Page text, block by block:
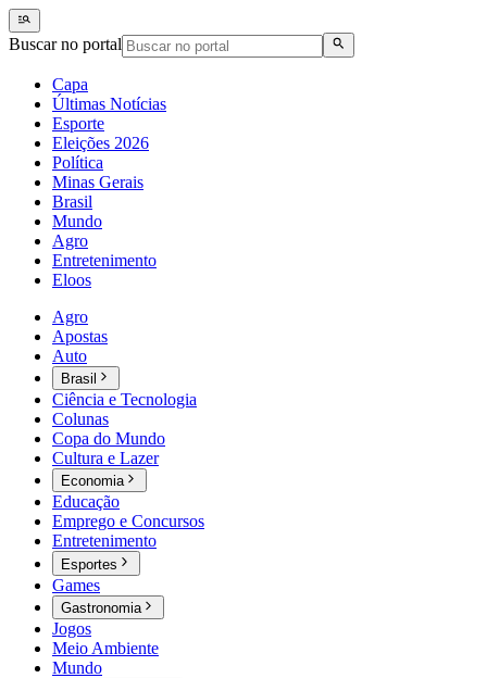
Buscar no portal
Capa
Últimas Notícias
Esporte
Eleições 2026
Política
Minas Gerais
Brasil
Mundo
Agro
Entretenimento
Eloos
Agro
Apostas
Auto
Brasil
Ciência e Tecnologia
Colunas
Copa do Mundo
Cultura e Lazer
Economia
Educação
Emprego e Concursos
Entretenimento
Esportes
Games
Gastronomia
Jogos
Meio Ambiente
Mundo